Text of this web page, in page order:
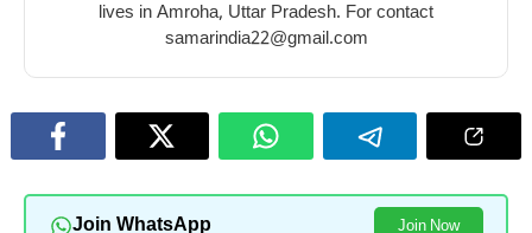
lives in Amroha, Uttar Pradesh. For contact
samarindia22@gmail.com
Join WhatsApp Join Now